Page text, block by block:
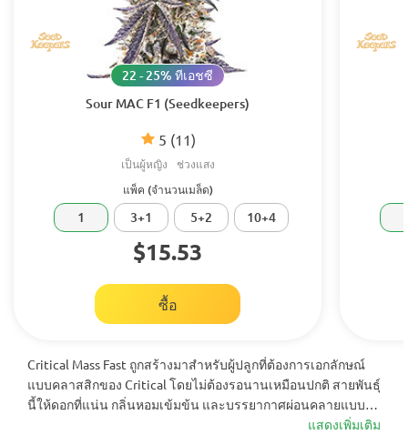
Sour MAC F1 (Seedkeepers)
5 (11)
22 - 25% ทีเอชซี
เป็นผู้หญิง ช่วงแสง
แพ็ค (จำนวนเมล็ด)
1 3+1 5+2 10+4
$15.53
ซื้อ
Critical Mass Fast ถูกสร้างมาสำหรับผู้ปลูกที่ต้องการเอกลักษณ์
แบบคลาสสิกของ Critical โดยไม่ต้องรอนานเหมือนปกติ สายพันธุ์
นี้ให้ดอกที่แน่น กลิ่นหอมเข้มข้น และบรรยากาศผ่อนคลายแบบ
เป็นกันเอง แต่เก็บเกี่ยวได้เร็วกว่าอย่างชัดเจน ความรู้สึกโดยรวม
แสดงเพิ่มเติม